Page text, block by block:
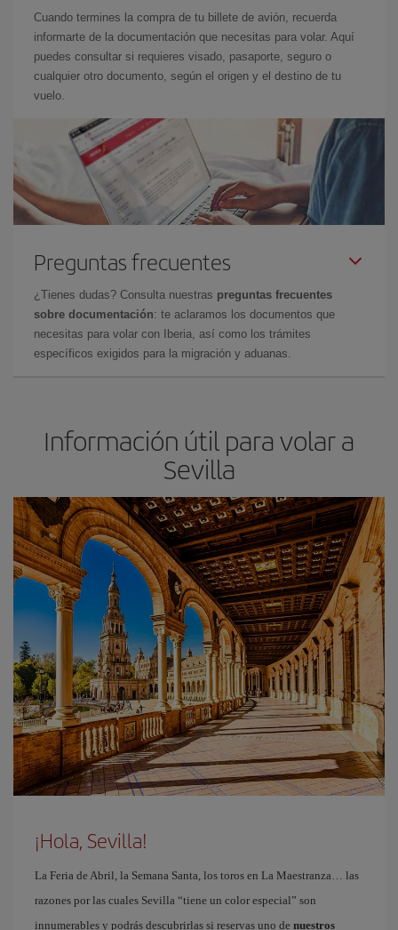
Cuando termines la compra de tu billete de avión, recuerda
informarte de la documentación que necesitas para volar. Aquí
puedes consultar si requieres visado, pasaporte, seguro o
cualquier otro documento, según el origen y el destino de tu
vuelo.
Preguntas frecuentes
¿Tienes dudas? Consulta nuestras preguntas frecuentes
sobre documentación: te aclaramos los documentos que
necesitas para volar con Iberia, así como los trámites
específicos exigidos para la migración y aduanas.
Información útil para volar a
Sevilla
¡Hola, Sevilla!
La Feria de Abril, la Semana Santa, los toros en La Maestranza… las
razones por las cuales Sevilla “tiene un color especial” son
innumerables y podrás descubrirlas si reservas uno de nuestros